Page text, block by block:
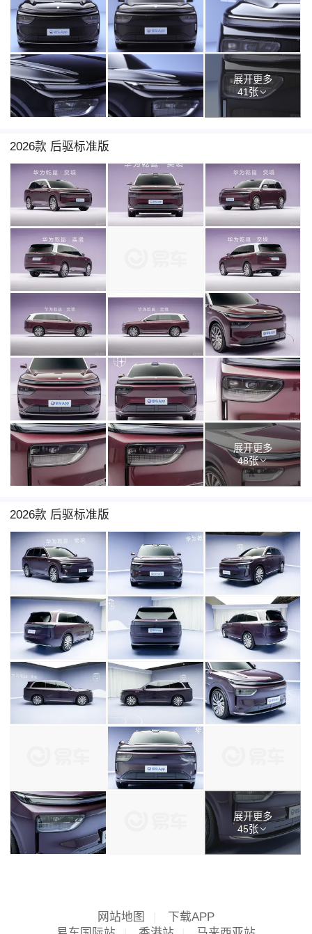
展开更多
41张
2026款 后驱标准版
展开更多
48张
2026款 后驱标准版
展开更多
45张
网站地图
下载APP